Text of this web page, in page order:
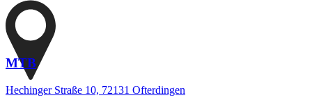
MTB
Hechinger Straße 10, 72131 Ofterdingen